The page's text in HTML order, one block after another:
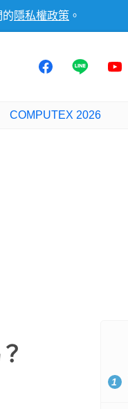
的 隱私權政策 。
COMPUTEX 2026
1